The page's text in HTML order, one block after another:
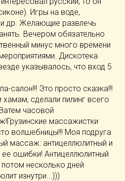
Игры на воде,
и др. Желающие развлечь
Вечером обязательно
минус много времени
Дискотека
указывалось, что вход 5
салон!!! Это просто сказка!!!
сделали пилинг всего
часовой
массажистки
волшебницы!!! Моя подруга
массаж: антицеллюлитный и
ее ошибки! Антицеллюлитный
несколько дней
изнутри...)))